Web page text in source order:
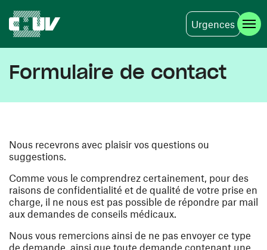
Urgences
Formulaire de contact
Nous recevrons avec plaisir vos questions ou
suggestions.
Comme vous le comprendrez certainement, pour des
raisons de confidentialité et de qualité de votre prise en
charge, il ne nous est pas possible de répondre par mail
aux demandes de conseils médicaux.
Nous vous remercions ainsi de ne pas envoyer ce type
de demande, ainsi que toute demande contenant une